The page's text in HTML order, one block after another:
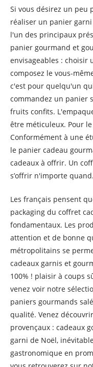
Si vous désirez un peu
réaliser un panier
l'un des principaux
panier gourmand et
envisageables : choisir
composez le vous-
c'est pour quelqu'un
commandez un panier
fruits confits.
être méticuleux. Pour
Conformément à une
le panier cadeau
cadeaux à offrir. Un
s’offrir n'importe quand.
Les français pensent
packaging du coffret
fondamentaux. Les
attention et de bonne
métropolitains se
cadeaux garnis et
100% ! plaisir à coups
venez voir notre
paniers gourmands
qualité. Venez
provençaux : cadeaux
garni de Noël,
gastronomique en